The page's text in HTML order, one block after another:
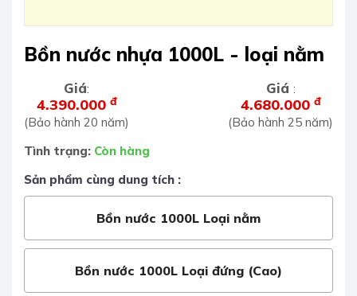
Bồn nước nhựa 1000L - loại nằm
Giá:
4.390.000 đ
(Bảo hành 20 năm)
Giá :
4.680.000 đ
(Bảo hành 25 năm)
Tình trạng: Còn hàng
Sản phẩm cùng dung tích :
Bồn nước 1000L Loại nằm
Bồn nước 1000L Loại đứng (Cao)